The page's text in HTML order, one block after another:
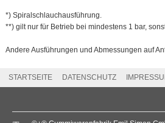
*) Spiralschlauchausführung.
**) gilt nur für Betrieb bei mindestens 1 bar,
Andere Ausführungen und Abmessungen auf
STARTSEITE DATENSCHUTZ